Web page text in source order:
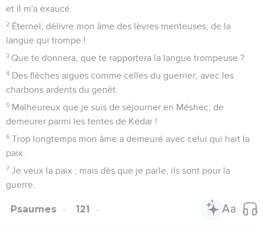
et il m'a exaucé.
2 Éternel, délivre mon âme des lèvres menteuses, de la
langue qui trompe !
3 Que te donnera, que te rapportera la langue trompeuse ?
4 Des flèches aiguës comme celles du guerrier, avec les
charbons ardents du genêt.
5 Malheureux que je suis de séjourner en Méshec, de
demeurer parmi les tentes de Kédar !
6 Trop longtemps mon âme a demeuré avec celui qui hait la
paix.
7 Je veux la paix ; mais dès que je parle, ils sont pour la
guerre.
Psaumes 121